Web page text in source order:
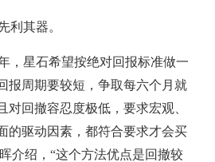
利其器。
，星石希望按绝对回报标准做一
报周期要较短，争取每六个月就
对回撤容忍度极低，要求宏观、
的驱动因素，都符合要求才会买
介绍，“这个方法优点是回撤较